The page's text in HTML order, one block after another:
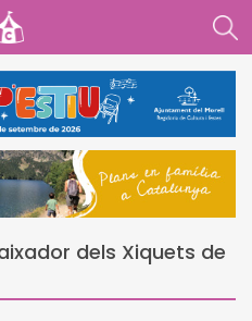
dels Xiquets de